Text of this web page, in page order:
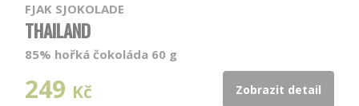
FJAK SJOKOLADE
THAILAND
85% hořká čokoláda 60 g
249 Kč Zobrazit detail